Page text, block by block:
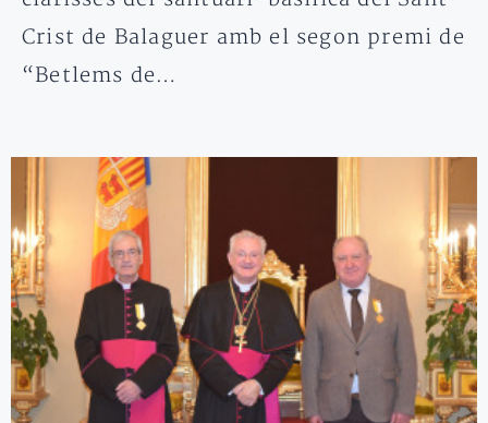
Crist de Balaguer amb el segon premi de
“Betlems de…